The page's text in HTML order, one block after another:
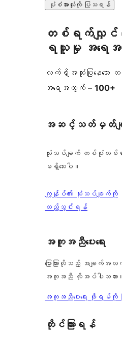
ပုံစံအားလုံးကို ပြသရန်
တစ်ရက်လျှင်
ရယူမှု အရေ
လက်ရှိအသုံးပြုနေသေ
အရေအတွက် – 100+
အဆင့်သတ်မှတ်ချက်
သုံးသပ်ချက် တစ်စုံတစ်ရာ
မရှိသေးပါ။
ကျွန်ုပ်၏ သုံးသပ်ချက်ကို
ထည့်သွင်းရန်
အကူအညီပေးရေး
ပြောကြားလိုသည့် အချက်အလက်
အကူအညီ လိုအပ်ပါသလား။
အကူအညီပေးရေး ဖိုရမ်
တိုင်ကြားရန်